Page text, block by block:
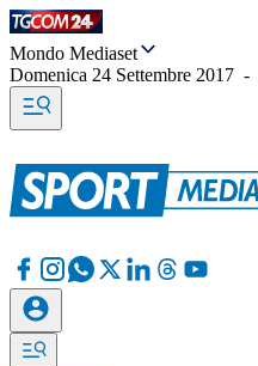
Mondo Mediaset
Domenica 24 Settembre 2017 -